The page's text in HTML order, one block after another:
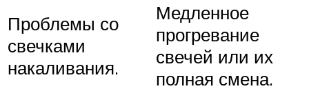
Проблемы со
свечками
накаливания.
Медленное
прогревание
свечей или их
полная смена.